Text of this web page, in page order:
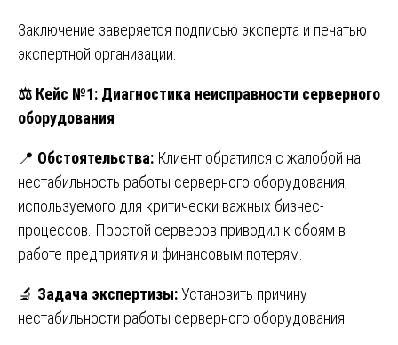
Заключение заверяется подписью эксперта и печатью
экспертной организации.
⚖️ Кейс №1: Диагностика неисправности серверного
оборудования
📍 Обстоятельства: Клиент обратился с жалобой на
нестабильность работы серверного оборудования,
используемого для критически важных бизнес-
процессов. Простой серверов приводил к сбоям в
работе предприятия и финансовым потерям.
🔬 Задача экспертизы:Установить причину
нестабильности работы серверного оборудования.